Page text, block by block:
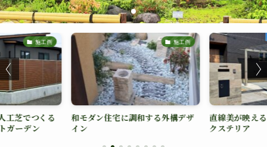
施工例
工芝でつくる
ガーデン
施工例
和モダン住宅に調和する外構デザ
イン
直線美が映え
クステリア